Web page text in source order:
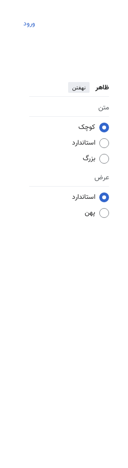
ورود
ظاهر نهفتن
متن
کوچک
استاندارد
بزرگ
عرض
استاندارد
پهن